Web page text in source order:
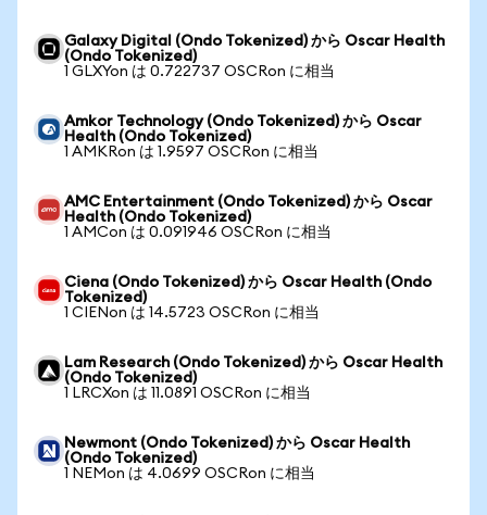
Galaxy Digital (Ondo Tokenized) から Oscar Health
(Ondo Tokenized)
1 GLXYon は 0.722737 OSCRon に相当
Amkor Technology (Ondo Tokenized) から Oscar
Health (Ondo Tokenized)
1 AMKRon は 1.9597 OSCRon に相当
AMC Entertainment (Ondo Tokenized) から Oscar
Health (Ondo Tokenized)
1 AMCon は 0.091946 OSCRon に相当
Ciena (Ondo Tokenized) から Oscar Health (Ondo
Tokenized)
1 CIENon は 14.5723 OSCRon に相当
Lam Research (Ondo Tokenized) から Oscar Health
(Ondo Tokenized)
1 LRCXon は 11.0891 OSCRon に相当
Newmont (Ondo Tokenized) から Oscar Health
(Ondo Tokenized)
1 NEMon は 4.0699 OSCRon に相当